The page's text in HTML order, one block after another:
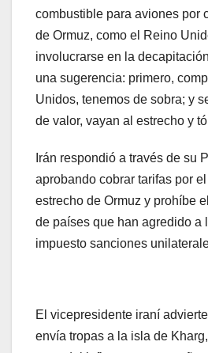
combustible para aviones por
de Ormuz, como el Reino
involucrarse en la
una sugerencia: primero,
Unidos, tenemos de sobra; y
de valor, vayan al estrecho y
Irán respondió a través de su
aprobando cobrar tarifas por el
estrecho de Ormuz y prohíbe
de países que han agredido a
impuesto sanciones
El vicepresidente iraní
envía tropas a la isla de